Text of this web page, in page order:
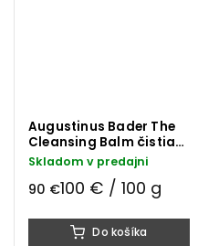
Augustinus Bader The
Cleansing Balm čistiaci
pleťový balzám 90 g
Skladom v predajni
90 €100 € / 100 g
Do košíka